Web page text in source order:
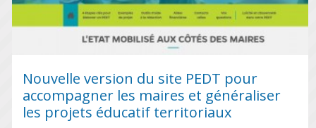
Nouvelle version du site PEDT pour
accompagner les maires et généraliser
les projets éducatif territoriaux